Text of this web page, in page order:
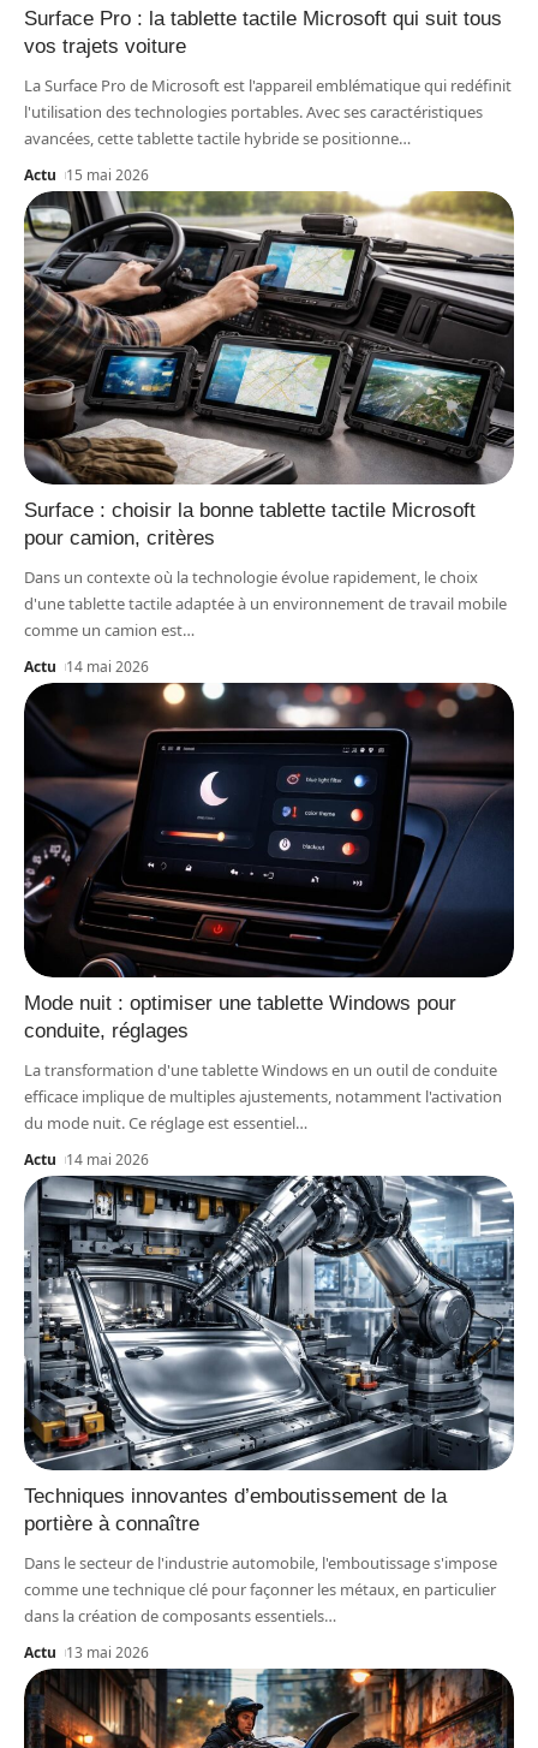
Surface Pro : la tablette tactile Microsoft qui suit tous
vos trajets voiture
La Surface Pro de Microsoft est l'appareil emblématique qui redéfinit
l'utilisation des technologies portables. Avec ses caractéristiques
avancées, cette tablette tactile hybride se positionne…
Actu 15 mai 2026
Surface : choisir la bonne tablette tactile Microsoft
pour camion, critères
Dans un contexte où la technologie évolue rapidement, le choix
d'une tablette tactile adaptée à un environnement de travail mobile
comme un camion est…
Actu 14 mai 2026
Mode nuit : optimiser une tablette Windows pour
conduite, réglages
La transformation d'une tablette Windows en un outil de conduite
efficace implique de multiples ajustements, notamment l'activation
du mode nuit. Ce réglage est essentiel…
Actu 14 mai 2026
Techniques innovantes d’emboutissement de la
portière à connaître
Dans le secteur de l'industrie automobile, l'emboutissage s'impose
comme une technique clé pour façonner les métaux, en particulier
dans la création de composants essentiels…
Actu 13 mai 2026